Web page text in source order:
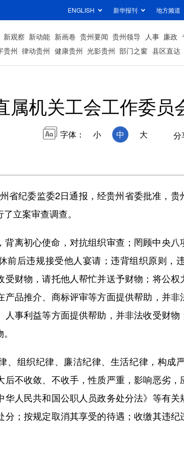
ENGLISH 新华报刊 地方频道
新观察 新动能 新画卷 贵州要闻 贵州领导 人事 廉政
贵州 律动贵州 健康贵州 光影贵州 部门之窗 县区直达
属机关工会工作委员
字体： 小 中 大 分
纪委监委2日通报，经贵州省委批准，贵
立案审查调查。
离初心使命，对抗组织审查；罔顾中央八
前后违规接受他人宴请；违背组织原则，
财物，请托他人帮忙并送予财物；将公
品推介、商标评审等方面提供帮助，并
事利益等方面提供帮助，并非法收受财
组织纪律、廉洁纪律、生活纪律，构成
不收敛、不收手，性质严重，影响恶劣
华人民共和国公职人员政务处分法》等有
；按规定取消其享受的待遇；收缴其违